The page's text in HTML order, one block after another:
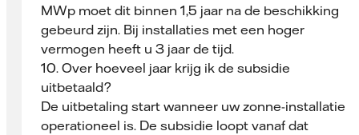
MWp moet dit binnen 1,5 jaar na de beschikking
gebeurd zijn. Bij installaties met een hoger
vermogen heeft u 3 jaar de tijd.
10. Over hoeveel jaar krijg ik de subsidie
uitbetaald?
De uitbetaling start wanneer uw zonne-installatie
operationeel is. De subsidie loopt vanaf dat